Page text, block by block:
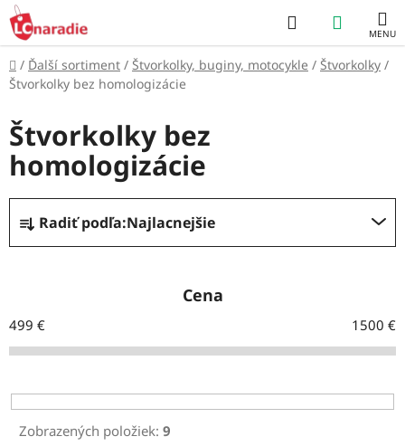
Prejsť
na
obsah
Hľadať
KOŠÍK
Domov
/ Ďalší sortiment / Štvorkolky, buginy, motocykle / Štvorkolky /
Štvorkolky bez homologizácie
Štvorkolky bez
homologizácie
R
a
n
i
p
r
Radiť podľa:Najlacnejšie
Cena
499 € 1500 €
Zobrazených položiek: 9